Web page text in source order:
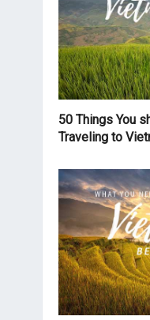
50 Things You
Traveling to